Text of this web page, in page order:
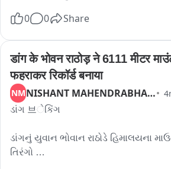
वाहतूक विस्कळीत झाली होती. अपघाताचे नेमके
0 0 Share
डांग के भोवन राठोड़ ने 6111 मीटर
फहराकर रिकॉर्ड बनाया
NM NISHANT MAHENDRABHAI MAHA
ડાંગ 브ેકિંગ
ડાંગનું યુવાન ભોવાન રાઠોડે હિમાલયના
તિરંગો